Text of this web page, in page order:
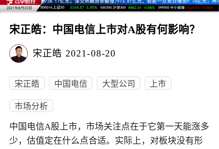
宋正皓：中国电信上市对A股有何影响？
宋正皓 2021-08-20
宋正皓 中国电信 大型公司
上市
市场分析
中国电信A股上市，市场关注点在于它第一天能涨多
少，估值定在什么点合适。实际上，对板块没有形